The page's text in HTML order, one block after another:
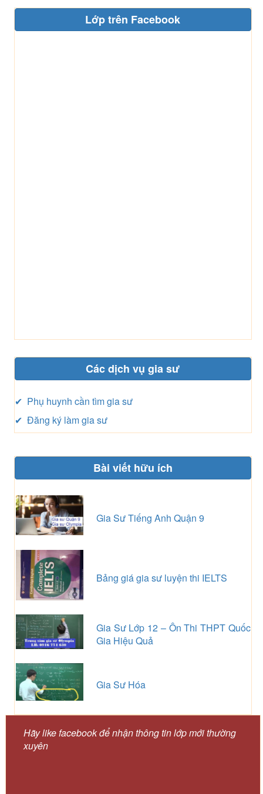
Lớp trên Facebook
Các dịch vụ gia sư
✔ Phụ huynh cần tìm gia sư
✔ Đăng ký làm gia sư
Bài viết hữu ích
Gia Sư Tiếng Anh Quận 9
Bảng giá gia sư luyện thi IELTS
Gia Sư Lớp 12 – Ôn Thi THPT Quốc
Gia Hiệu Quả
Gia Sư Hóa
Hãy like facebook để nhận thông tin lớp mới thường
xuyên